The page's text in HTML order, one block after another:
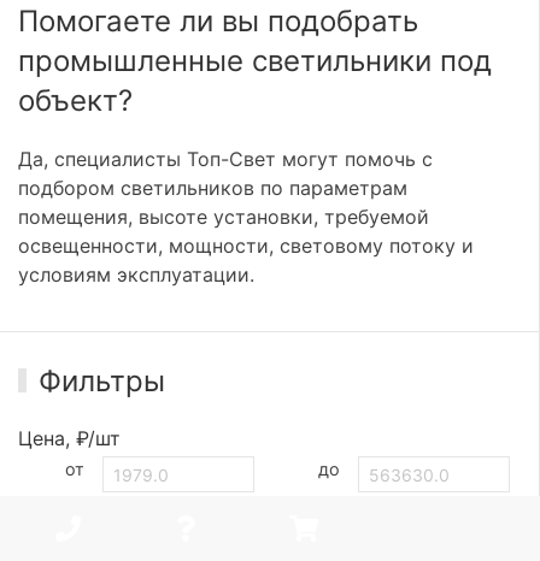
Помогаете ли вы подобрать
промышленные светильники под
объект?
Да, специалисты Топ-Свет могут помочь с
подбором светильников по параметрам
помещения, высоте установки, требуемой
освещенности, мощности, световому потоку и
условиям эксплуатации.
Фильтры
Цена, ₽/шт
от до